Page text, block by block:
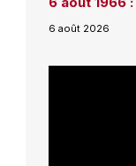
6 août 2026